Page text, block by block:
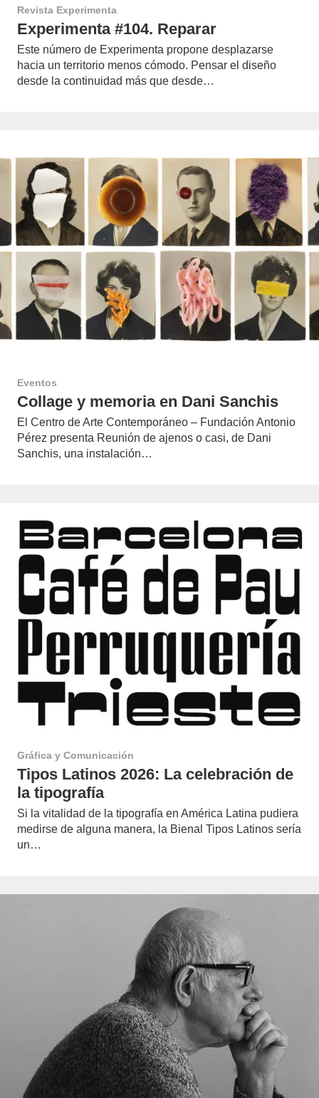
Revista Experimenta
Experimenta #104. Reparar
Este número de Experimenta propone desplazarse
hacia un territorio menos cómodo. Pensar el diseño
desde la continuidad más que desde…
Eventos
Collage y memoria en Dani Sanchis
El Centro de Arte Contemporáneo – Fundación Antonio
Pérez presenta Reunión de ajenos o casi, de Dani
Sanchis, una instalación…
Gráfica y Comunicación
Tipos Latinos 2026: La celebración de
la tipografía
Si la vitalidad de la tipografía en América Latina pudiera
medirse de alguna manera, la Bienal Tipos Latinos sería
un…